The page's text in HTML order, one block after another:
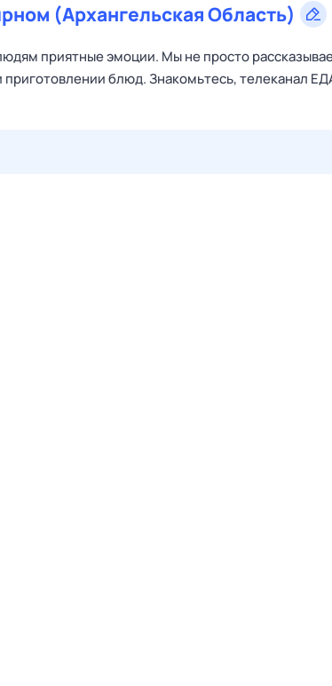
(Архангельская Область)
приятные эмоции. Мы не просто
приготовлении блюд. Знакомьтесь, телеканал